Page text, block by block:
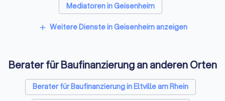
Mediatoren in Geisenheim
Energieberater in Geisenheim
add Weitere Dienste in Geisenheim anzeigen
Berater für Baufinanzierung an anderen Orten
Berater für Baufinanzierung in Eltville am Rhein